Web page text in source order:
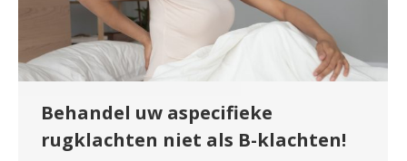
Behandel uw aspecifieke
rugklachten niet als B-klachten!